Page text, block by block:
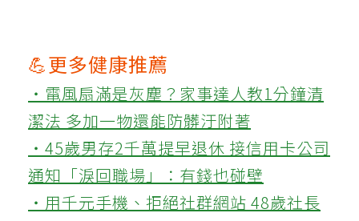
💪更多健康推薦
‧電風扇滿是灰塵？家事達人教1分鐘清
潔法 多加一物還能防髒汙附著
‧45歲男存2千萬提早退休 接信用卡公司
通知「淚回職場」：有錢也碰壁
‧用千元手機、拒絕社群網站 48歲社長